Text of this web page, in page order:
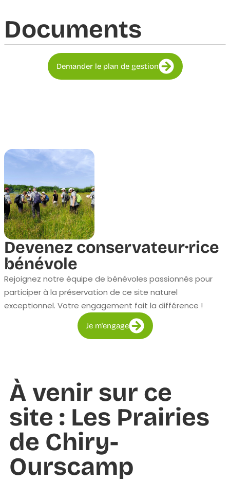
Documents​
Demander le plan de gestion
Devenez conservateur·rice
bénévole
Rejoignez notre équipe de bénévoles passionnés pour
participer à la préservation de ce site naturel
exceptionnel. Votre engagement fait la différence !
Je m'engage
À venir sur ce
site : Les Prairies
de Chiry-
Ourscamp